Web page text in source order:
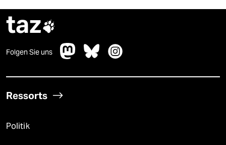
taz
Folgen Sie uns
Ressorts
Politik